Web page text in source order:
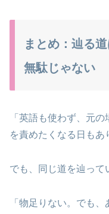
まとめ：辿る
無駄じゃない
「英語も使わず、元
を責めたくなる日もあ
でも、同じ道を辿って
「物足りない。でも